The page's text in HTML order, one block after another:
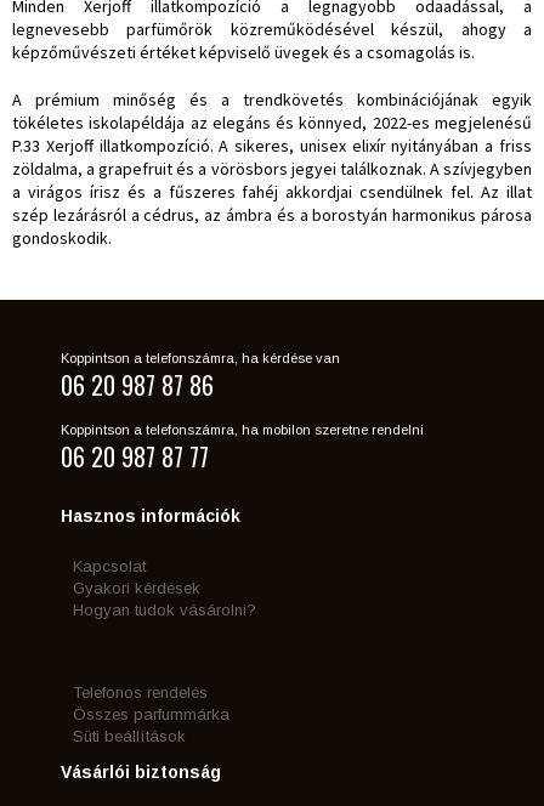
Minden Xerjoff illatkompozíció a legnagyobb odaadással, a
legnevesebb parfümőrök közreműködésével készül, ahogy a
képzőművészeti értéket képviselő üvegek és a csomagolás is.
A prémium minőség és a trendkövetés kombinációjának egyik
tökéletes iskolapéldája az elegáns és könnyed, 2022-es megjelenésű
P.33 Xerjoff illatkompozíció. A sikeres, unisex elixír nyitányában a friss
zöldalma, a grapefruit és a vörösbors jegyei találkoznak. A szívjegyben
a virágos írisz és a fűszeres fahéj akkordjai csendülnek fel. Az illat
szép lezárásról a cédrus, az ámbra és a borostyán harmonikus párosa
gondoskodik.
Koppintson a telefonszámra, ha kérdése van
06 20 987 87 86
Koppintson a telefonszámra, ha mobilon szeretne rendelni
06 20 987 87 77
Hasznos információk
Kapcsolat
Gyakori kérdések
Hogyan tudok vásárolni?
Telefonos rendelés
Összes parfummárka
Süti beállítások
Vásárlói biztonság